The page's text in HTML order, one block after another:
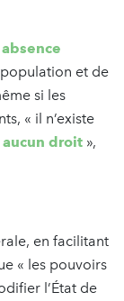
absence
et de
si les
« il n’existe
droit »,
en facilitant
« les pouvoirs
l’État de